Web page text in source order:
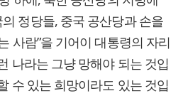
정당들, 중국 공산당과 손을
사람”을 기어이 대통령의 자리
나라는 그냥 망해야 되는 것입
수 있는 희망이라도 있는 것입